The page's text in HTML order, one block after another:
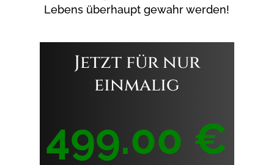
Lebens überhaupt gewahr werden!
Jetzt für nur
einmalig
499.00 €